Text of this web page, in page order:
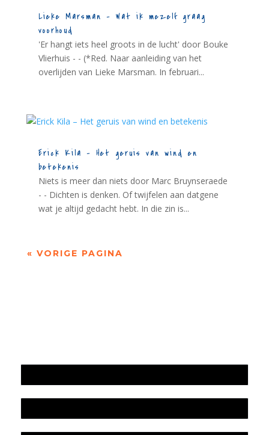
Lieke Marsman – Wat ik mezelf graag
voorhoud
'Er hangt iets heel groots in de lucht' door Bouke
Vlierhuis - - (*Red. Naar aanleiding van het
overlijden van Lieke Marsman. In februari...
Erick Kila – Het geruis van wind en
betekenis
Niets is meer dan niets door Marc Bruynseraede
- - Dichten is denken. Of twijfelen aan datgene
wat je altijd gedacht hebt. In die zin is...
« VORIGE PAGINA